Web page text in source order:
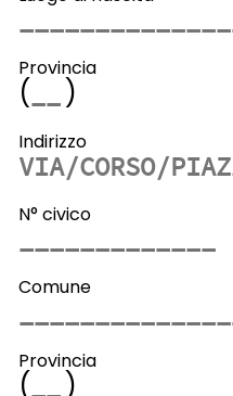
Provincia
( )
Indirizzo
N° civico
Comune
Provincia
( )